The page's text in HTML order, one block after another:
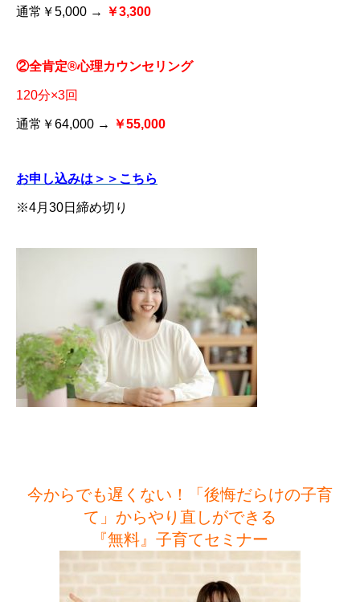
通常￥5,000 → ￥3,300
②全肯定®心理カウンセリング
120分×3回
通常￥64,000 → ￥55,000
お申し込みは＞＞こちら
※4月30日締め切り
今からでも遅くない！「後悔だらけの子育
て」からやり直しができる
『無料』子育てセミナー